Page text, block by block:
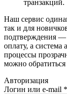
транзакций.
Наш сервис
так и для
подтверждения —
оплату, а система
процессы
можно
Авторизация
Логин или e-mail *